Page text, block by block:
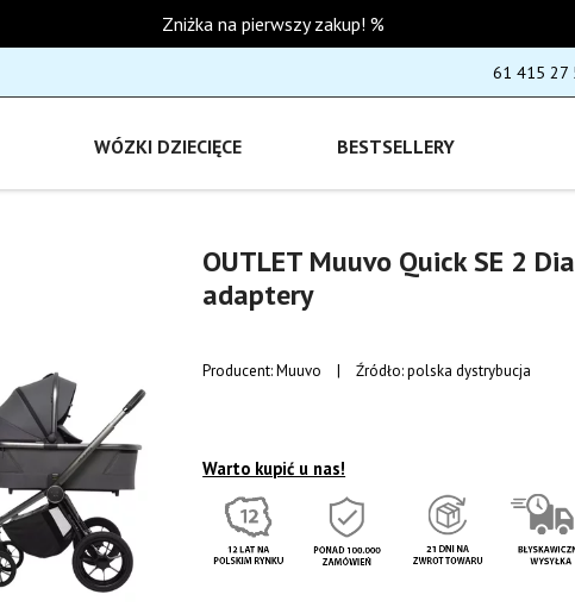
Zniżka na pierwszy zakup! %
61 415 27
WÓZKI DZIECIĘCE BESTSELLERY
OUTLET Muuvo Quick SE 2
adaptery
Producent:Muuvo | Źródło: polska dystrybucja
Warto kupić u nas!